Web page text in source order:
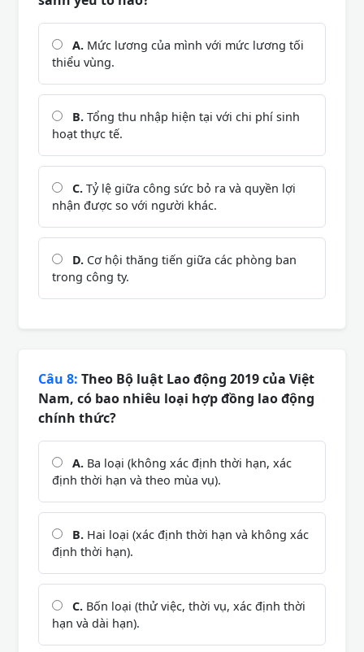
A. Mức lương của mình với mức lương tối
thiểu vùng.
B. Tổng thu nhập hiện tại với chi phí sinh
hoạt thực tế.
C. Tỷ lệ giữa công sức bỏ ra và quyền lợi
nhận được so với người khác.
D. Cơ hội thăng tiến giữa các phòng ban
trong công ty.
Câu 8: Theo Bộ luật Lao động 2019 của Việt
Nam, có bao nhiêu loại hợp đồng lao động
chính thức?
A. Ba loại (không xác định thời hạn, xác
định thời hạn và theo mùa vụ).
B. Hai loại (xác định thời hạn và không xác
định thời hạn).
C. Bốn loại (thử việc, thời vụ, xác định thời
hạn và dài hạn).